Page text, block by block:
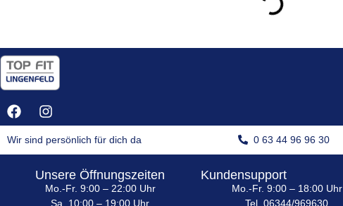
Wir sind persönlich für dich da 0 63 44 96 96 30
Unsere Öffnungszeiten
Mo.-Fr. 9:00 – 22:00 Uhr
Sa. 10:00 – 19:00 Uhr
Kundensupport
Mo.-Fr. 9:00 – 18:00 Uhr
Tel. 06344/969630